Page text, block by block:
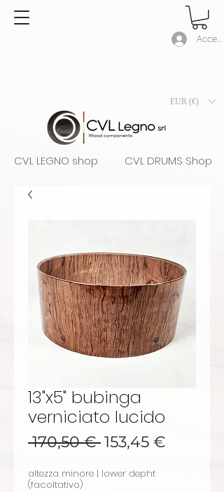
Accedi
EUR (€)
CVL LEGNO shop CVL DRUMS Shop
13"x5" bubinga
verniciato lucido
170,50 € Prezzo regolare
153,45 €
altezza minore | lower depht
(facoltativo)